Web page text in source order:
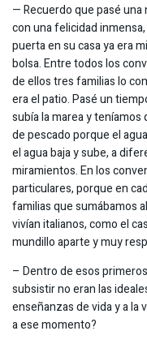
— Recuerdo que pasé
con una felicidad
puerta en su casa ya era
bolsa. Entre todos los
de ellos tres familias lo
era el patio. Pasé un
subía la marea y teníamos
de pescado porque el
el agua baja y sube, a
miramientos. En los
particulares, porque en
familias que sumábamos
vivían italianos, como el
mundillo aparte y muy
– Dentro de esos
subsistir no eran las
enseñanzas de vida y a la
a ese momento?